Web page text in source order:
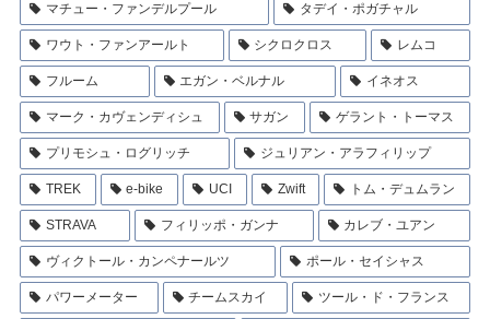
マチュー・ファンデルプール タデイ・ポガチャル
ワウト・ファンアールト シクロクロス レムコ
フルーム エガン・ベルナル イネオス
マーク・カヴェンディシュ サガン ゲラント・トーマス
プリモシュ・ログリッチ ジュリアン・アラフィリップ
TREK e-bike UCI Zwift トム・デュムラン
STRAVA フィリッポ・ガンナ カレブ・ユアン
ヴィクトール・カンペナールツ ポール・セイシャス
パワーメーター チームスカイ ツール・ド・フランス